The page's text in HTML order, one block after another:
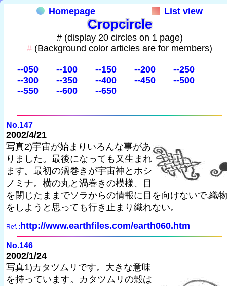
Homepage List view
Cropcircle
# (display 20 circles on 1 page)
# (Background color articles are for members)
--050 --100 --150 --200
--250
--300
--350 --400 --450
--500
--550
--600 --650
No.147
2002/4/21
写真2)宇宙が始まりいろんな事があ
りました。最後になっても又生まれ
ます。最初の渦巻きが宇宙神とホシ
ノミナ。横の丸と渦巻きの模様、目
を閉じたままでソラからの情報に目を向けないで,織物
をしようと思っても行き止まり織れない。
Ref. : http://www.earthfiles.com/earth060.htm
No.146
2002/1/24
写真1)カタツムリです。大きな意味
を持っています。カタツムリの殻は